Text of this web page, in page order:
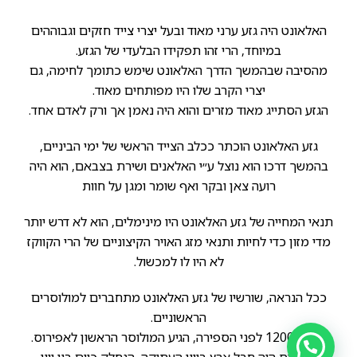
האלאונט היה גזע ערני מאוד ובעל יצרי צייד חזקים וגבוההים
במיוחד, הרי זהו תפקידו הבלעדי של הגזע.
מהסיבה שבהמשך הדרך האלאונט שימש כתומך לחימה, גם
יצרי הקרב שלו היו מפותחים מאוד.
הגזע הסתייג מאוד מזרים והוא היה נאמן אך ורק לאדם אחד.
גזע האלאונט הוכתר ככלב הצייד הראשי של ימי הביניים,
בהמשך דרכו הוא נוצל ע״י האלאנים ושירת בצבאם, הוא היה
רועה צאן ובקר ואף שומר ומגן על חוות
תנאי המחייה של גזע האלאונט היו מינימלים, הוא לא דרש יותר
מדי מזון כדי לחיות ותנאי מזג האויר הקיצוניים של הרי הקווקז
לא היו לו למכשול.
ככל הנראה, שורשיו של גזע האלאונט מתחברים למולוסרים
הראשוניים.
בשנת 1200 לפני הספירה, הגיע המולוסר הראשון לאפירוס.